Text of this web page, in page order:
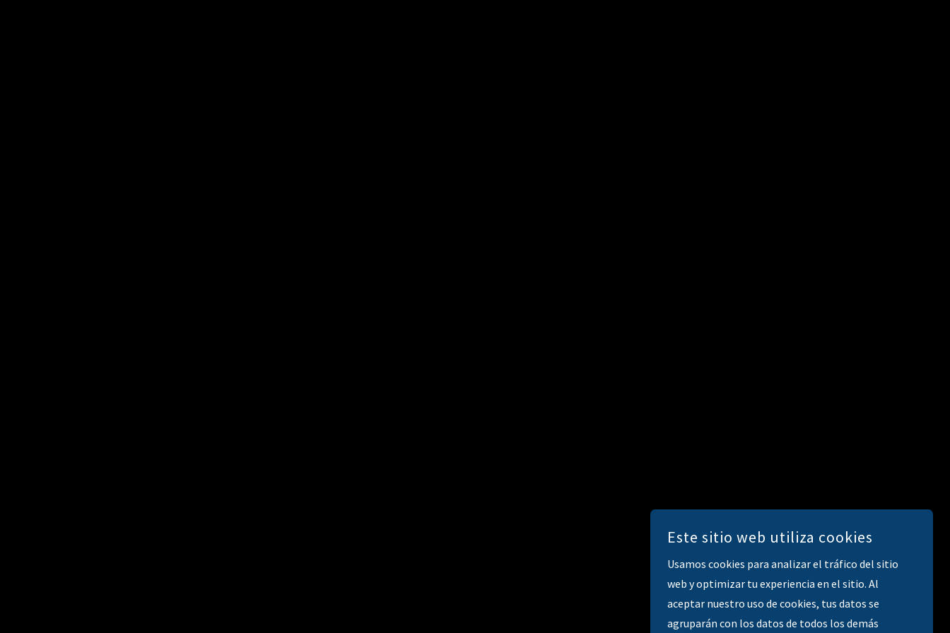
Este sitio web utiliza cookies
Usamos cookies para analizar el tráfico del sitio
web y optimizar tu experiencia en el sitio. Al
aceptar nuestro uso de cookies, tus datos se
agruparán con los datos de todos los demás